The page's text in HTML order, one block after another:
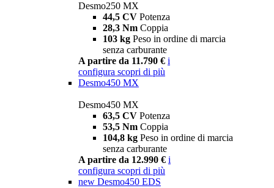
Desmo250 MX
44,5 CV Potenza
28,3 Nm Coppia
103 kg Peso in ordine di marcia
senza carburante
A partire da 11.790 € i
configura scopri di più
Desmo450 MX
Desmo450 MX
63,5 CV Potenza
53,5 Nm Coppia
104,8 kg Peso in ordine di marcia
senza carburante
A partire da 12.990 € i
configura scopri di più
new Desmo450 EDS